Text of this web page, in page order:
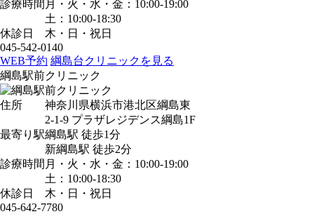
診療時間 月・火・水・金：10:00-19:00
土：10:00-18:30
休診日
木・日・祝日
045-542-0140
WEB予約 綱島台クリニックを見る
綱島駅前クリニック
住所
神奈川県横浜市港北区綱島東
2-1-9 プラザレジデンス綱島1F
最寄り駅綱島駅 徒歩1分
新綱島駅 徒歩2分
診療時間 月・火・水・金：10:00-19:00
土：10:00-18:30
休診日
木・日・祝日
045-642-7780